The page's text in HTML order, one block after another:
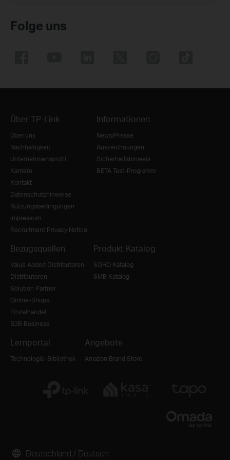
Folge uns
Über TP-Link
Über uns
Nachhaltigkeit
Unternehmensprofil
Karriere
Kontakt
Datenschutzhinweise
Nutzungsbedingungen
Impressum
Recruitment Privacy Notice
Informationen
News/Presse
Auszeichnungen
Sicherheitshinweis
BETA Test-Programm
Bezugsquellen
Value Added Distributoren
Distributoren
Solution Partner
Online-Shops
Einzelhandel
B2B Business
Produkt Katalog
SOHO Katalog
SMB Katalog
Lernportal
Technologie-Bibliothek
Angebote
Amazon Brand Store
Deutschland / Deutsch